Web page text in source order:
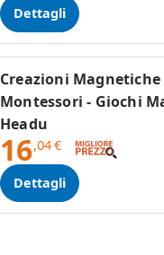
Dettagli
Creazioni Magnetiche
Montessori - Giochi
Headu
16,04€
Dettagli